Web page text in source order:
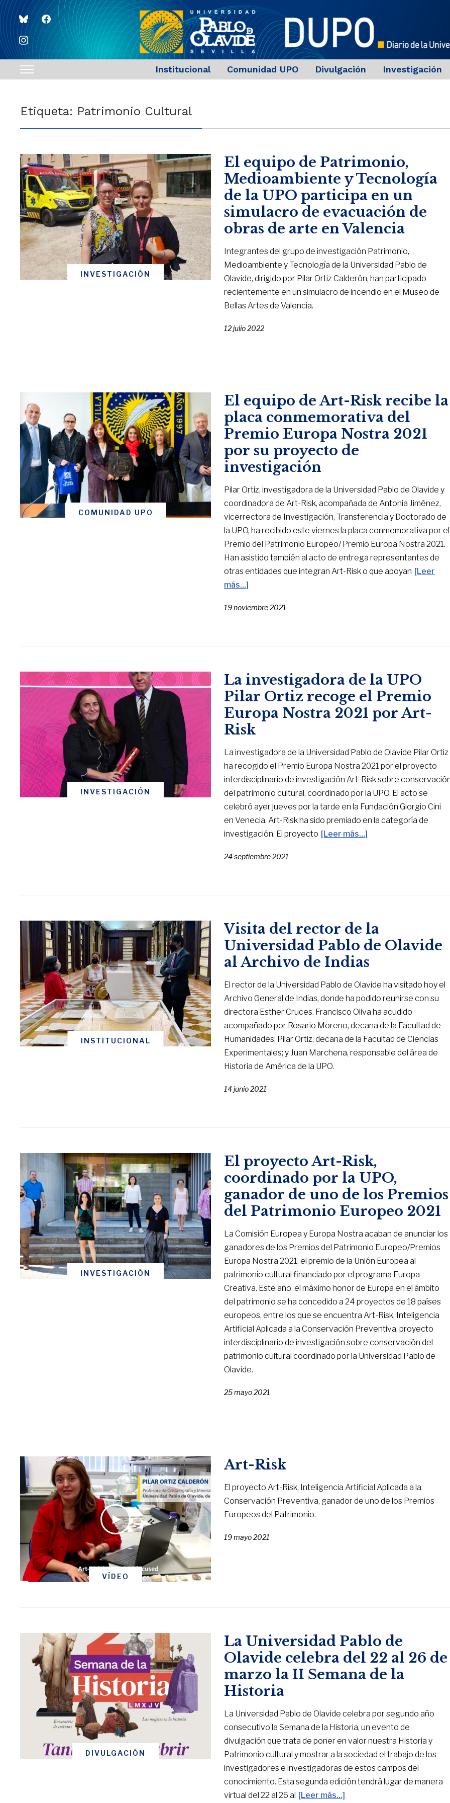
blueskyfacebook
instagram
Toggle
navigation
Institucional Comunidad UPO Divulgación Investigación
Etiqueta: Patrimonio Cultural
INVESTIGACIÓN
El equipo de Patrimonio,
Medioambiente y Tecnología
de la UPO participa en un
simulacro de evacuación de
obras de arte en Valencia
Integrantes del grupo de investigación Patrimonio,
Medioambiente y Tecnología de la Universidad Pablo de
Olavide, dirigido por Pilar Ortiz Calderón, han participado
recientemente en un simulacro de incendio en el Museo de
Bellas Artes de Valencia.
12 julio 2022
COMUNIDAD UPO
El equipo de Art-Risk recibe la
placa conmemorativa del
Premio Europa Nostra 2021
por su proyecto de
investigación
Pilar Ortiz, investigadora de la Universidad Pablo de Olavide y
coordinadora de Art-Risk, acompañada de Antonia Jiménez,
vicerrectora de Investigación, Transferencia y Doctorado de
la UPO, ha recibido este viernes la placa conmemorativa por el
Premio del Patrimonio Europeo/ Premio Europa Nostra 2021.
Han asistido también al acto de entrega representantes de
otras entidades que integran Art-Risk o que apoyan [Leer
más…]
19 noviembre 2021
INVESTIGACIÓN
La investigadora de la UPO
Pilar Ortiz recoge el Premio
Europa Nostra 2021 por Art-
Risk
La investigadora de la Universidad Pablo de Olavide Pilar Ortiz
ha recogido el Premio Europa Nostra 2021 por el proyecto
interdisciplinario de investigación Art-Risk sobre
del patrimonio cultural, coordinado por la UPO. El acto se
celebró ayer jueves por la tarde en la Fundación Giorgio Cini
en Venecia. Art-Risk ha sido premiado en la categoría de
investigación. El proyecto [Leer más…]
24 septiembre 2021
INSTITUCIONAL
Visita del rector de la
Universidad Pablo de Olavide
al Archivo de Indias
El rector de la Universidad Pablo de Olavide ha visitado hoy el
Archivo General de Indias, donde ha podido reunirse con su
directora Esther Cruces. Francisco Oliva ha acudido
acompañado por Rosario Moreno, decana de la Facultad de
Humanidades; Pilar Ortiz, decana de la Facultad de Ciencias
Experimentales; y Juan Marchena, responsable del área de
Historia de América de la UPO.
14 junio 2021
INVESTIGACIÓN
El proyecto Art-Risk,
coordinado por la UPO,
ganador de uno de los Premios
del Patrimonio Europeo 2021
La Comisión Europea y Europa Nostra acaban de anunciar los
ganadores de los Premios del Patrimonio Europeo/Premios
Europa Nostra 2021, el premio de la Unión Europea al
patrimonio cultural financiado por el programa Europa
Creativa. Este año, el máximo honor de Europa en el ámbito
del patrimonio se ha concedido a 24 proyectos de 18 países
europeos, entre los que se encuentra Art-Risk, Inteligencia
Artificial Aplicada a la Conservación Preventiva, proyecto
interdisciplinario de investigación sobre conservación del
patrimonio cultural coordinado por la Universidad Pablo de
Olavide.
25 mayo 2021
VÍDEO
Art-Risk
El proyecto Art-Risk, Inteligencia Artificial Aplicada a la
Conservación Preventiva, ganador de uno de los Premios
Europeos del Patrimonio.
19 mayo 2021
DIVULGACIÓN
La Universidad Pablo de
Olavide celebra del 22 al 26 de
marzo la II Semana de la
Historia
La Universidad Pablo de Olavide celebra por segundo año
consecutivo la Semana de la Historia, un evento de
divulgación que trata de poner en valor nuestra Historia y
Patrimonio cultural y mostrar a la sociedad el trabajo de los
investigadores e investigadoras de estos campos del
conocimiento. Esta segunda edición tendrá lugar de manera
virtual del 22 al 26 al [Leer más…]